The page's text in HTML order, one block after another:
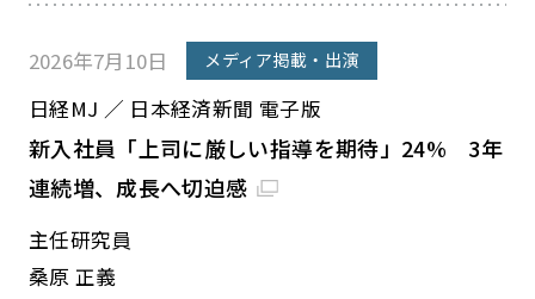
2026年7月10日 メディア掲載・出演
日経MJ ／ 日本経済新聞 電子版
新入社員「上司に厳しい指導を期待」24% 3年
連続増、成長へ切迫感
主任研究員
桑原 正義